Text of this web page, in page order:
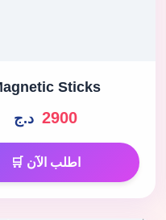
Sticks
2900 د.ج
اطلب الآن 🛒